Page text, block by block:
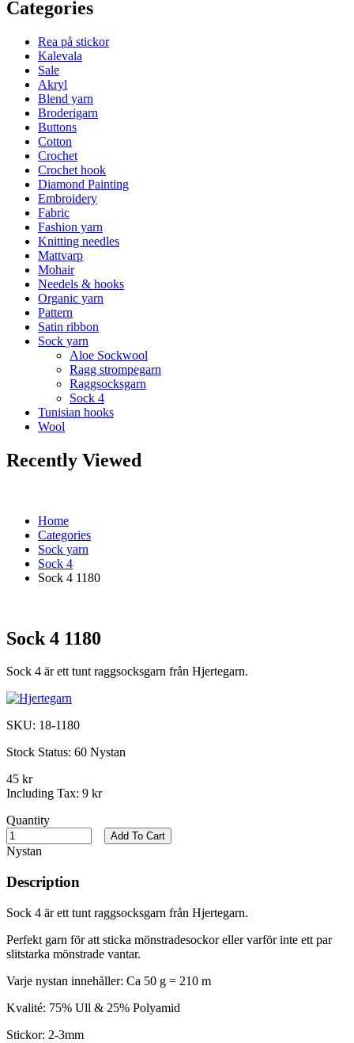
Categories
Rea på stickor
Kalevala
Sale
Akryl
Blend yarn
Broderigarn
Buttons
Cotton
Crochet
Crochet hook
Diamond Painting
Embroidery
Fabric
Fashion yarn
Knitting needles
Mattvarp
Mohair
Needels & hooks
Organic yarn
Pattern
Satin ribbon
Sock yarn
Aloe Sockwool
Ragg strompegarn
Raggsocksgarn
Sock 4
Tunisian hooks
Wool
Recently Viewed
Home
Categories
Sock yarn
Sock 4
Sock 4 1180
Sock 4 1180
Sock 4 är ett tunt raggsocksgarn från Hjertegarn.
SKU: 18-1180
Stock Status: 60 Nystan
45 kr
Including Tax: 9 kr
Quantity
Nystan
Add To Cart
Description
Sock 4 är ett tunt raggsocksgarn från Hjertegarn.
Perfekt garn för att sticka mönstradesockor eller varför inte ett par
slitstarka mönstrade vantar.
Varje nystan innehåller: Ca 50 g = 210 m
Kvalité: 75% Ull & 25% Polyamid
Stickor: 2-3mm